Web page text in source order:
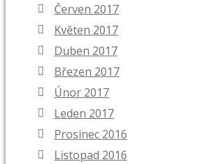
Červen 2017
Květen 2017
Duben 2017
Březen 2017
Únor 2017
Leden 2017
Prosinec 2016
Listopad 2016